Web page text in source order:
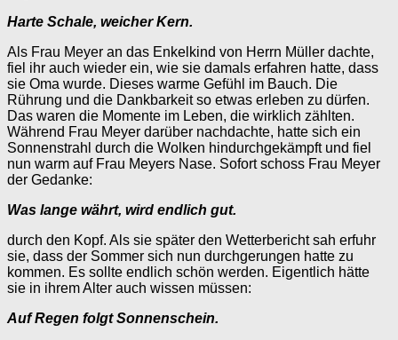
Harte Schale, weicher Kern.
Als Frau Meyer an das Enkelkind von Herrn Müller dachte,
fiel ihr auch wieder ein, wie sie damals erfahren hatte, dass
sie Oma wurde. Dieses warme Gefühl im Bauch. Die
Rührung und die Dankbarkeit so etwas erleben zu dürfen.
Das waren die Momente im Leben, die wirklich zählten.
Während Frau Meyer darüber nachdachte, hatte sich ein
Sonnenstrahl durch die Wolken hindurchgekämpft und fiel
nun warm auf Frau Meyers Nase. Sofort schoss Frau Meyer
der Gedanke:
Was lange währt, wird endlich gut.
durch den Kopf. Als sie später den Wetterbericht sah erfuhr
sie, dass der Sommer sich nun durchgerungen hatte zu
kommen. Es sollte endlich schön werden. Eigentlich hätte
sie in ihrem Alter auch wissen müssen:
Auf Regen folgt Sonnenschein.